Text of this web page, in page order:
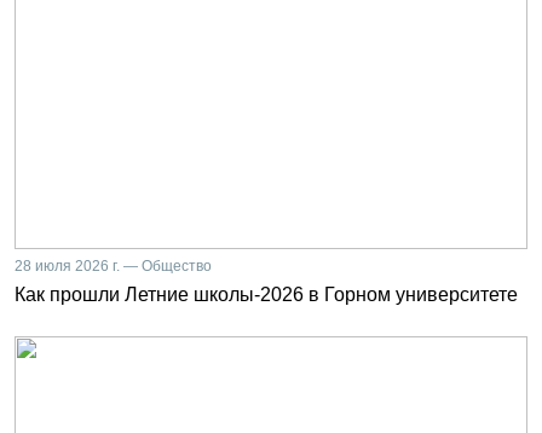
28 июля 2026 г. — Общество
Как прошли Летние школы-2026 в Горном университете